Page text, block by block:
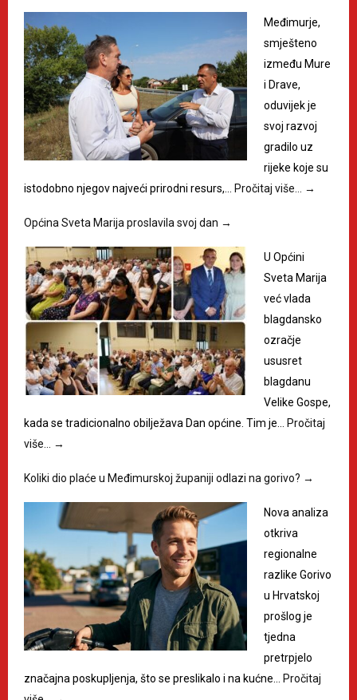
Međimurje,
smješteno
između Mure
i Drave,
oduvijek je
svoj razvoj
gradilo uz
rijeke koje su
istodobno njegov najveći prirodni resurs,…
Pročitaj više… →
Općina Sveta Marija proslavila svoj dan →
U Općini
Sveta Marija
već vlada
blagdansko
ozračje
ususret
blagdanu
Velike Gospe,
kada se tradicionalno obilježava Dan općine. Tim je…
Pročitaj
više…
→
Koliki dio plaće u Međimurskoj županiji odlazi na gorivo? →
Nova analiza
otkriva
regionalne
razlike Gorivo
u Hrvatskoj
prošlog je
tjedna
pretrpjelo
značajna poskupljenja, što se preslikalo i na kućne…
Pročitaj